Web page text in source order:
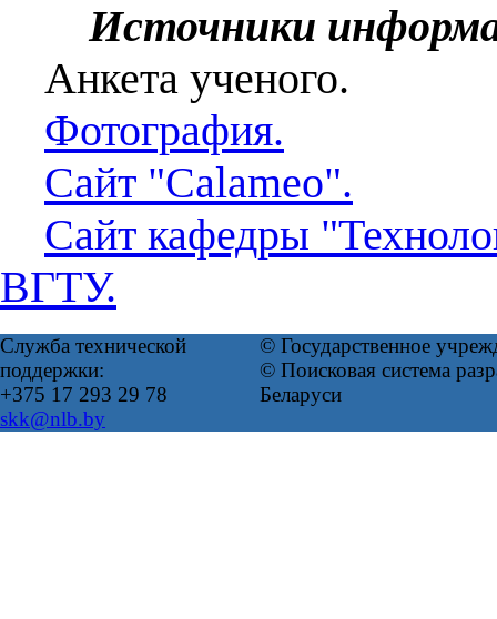
Источники
Анкета ученого.
Фотография.
Сайт "Calameo".
Сайт кафедры
ВГТУ.
Служба технической
поддержки:
+375 17 293 29 78
skk@nlb.by
© Государственное
© Поисковая система
Беларуси